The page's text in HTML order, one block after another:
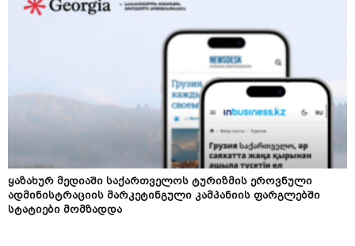
ყაზახურ მედიაში საქართველოს ტურიზმის ეროვნული
ადმინისტრაციის მარკეტინგული კამპანიის ფარგლებში
სტატიები მომზადდა